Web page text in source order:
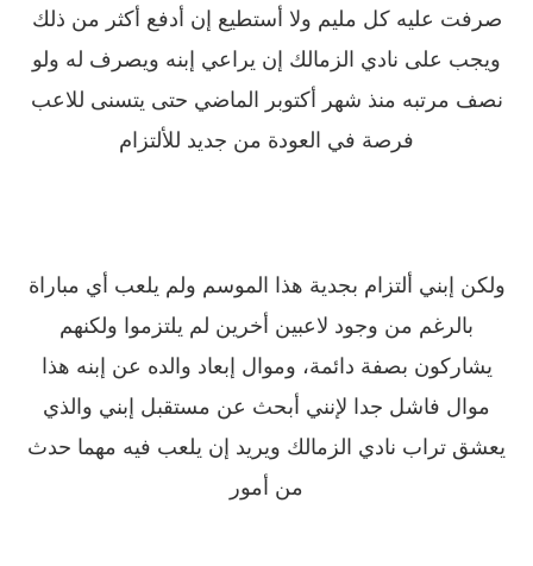
صرفت عليه كل مليم ولا أستطيع إن أدفع أكثر من ذلك
ويجب على نادي الزمالك إن يراعي إبنه ويصرف له ولو
نصف مرتبه منذ شهر أكتوبر الماضي حتى يتسنى للاعب
فرصة في العودة من جديد للألتزام
ولكن إبني ألتزام بجدية هذا الموسم ولم يلعب أي مباراة
بالرغم من وجود لاعبين أخرين لم يلتزموا ولكنهم
يشاركون بصفة دائمة، وموال إبعاد والده عن إبنه هذا
موال فاشل جدا لإنني أبحث عن مستقبل إبني والذي
يعشق تراب نادي الزمالك ويريد إن يلعب فيه مهما حدث
من أمور